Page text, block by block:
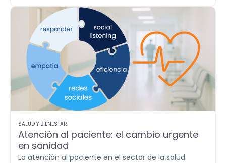
consumidores, convirtiendo las redes sociales en
canales clave no solo de interacción, sino también
de investigación y compra.
SALUD Y BIENESTAR
Atención al paciente: el cambio urgente
en sanidad
La atención al paciente en el sector de la salud